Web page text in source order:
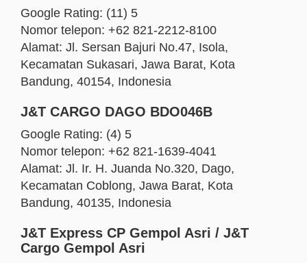
Google Rating: (11) 5
Nomor telepon: +62 821-2212-8100
Alamat: Jl. Sersan Bajuri No.47, Isola,
Kecamatan Sukasari, Jawa Barat, Kota
Bandung, 40154, Indonesia
J&T CARGO DAGO BDO046B
Google Rating: (4) 5
Nomor telepon: +62 821-1639-4041
Alamat: Jl. Ir. H. Juanda No.320, Dago,
Kecamatan Coblong, Jawa Barat, Kota
Bandung, 40135, Indonesia
J&T Express CP Gempol Asri / J&T
Cargo Gempol Asri